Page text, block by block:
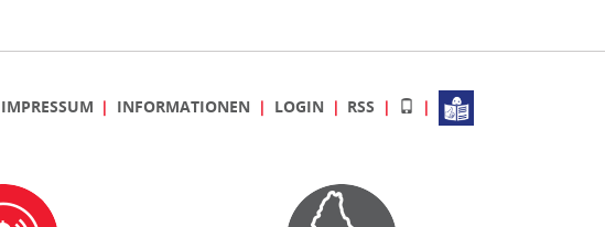
IMPRESSUM INFORMATIONEN LOGIN RSS